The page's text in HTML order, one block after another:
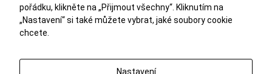
pořádku, klikněte na „Přijmout všechny“. Kliknutím na
„Nastavení“ si také můžete vybrat, jaké soubory cookie
chcete.
Nastavení